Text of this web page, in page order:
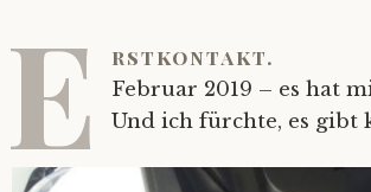
E rstkontakt.
Februar 2019 – es hat
Und ich fürchte, es gibt